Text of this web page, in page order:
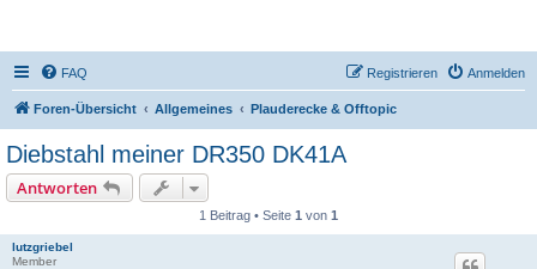
FAQ Anmelden
Registrieren
Foren-Übersicht Allgemeines Plauderecke & Offtopic
Diebstahl meiner DR350 DK41A
Antworten
1 Beitrag • Seite 1 von 1
lutzgriebel
Member